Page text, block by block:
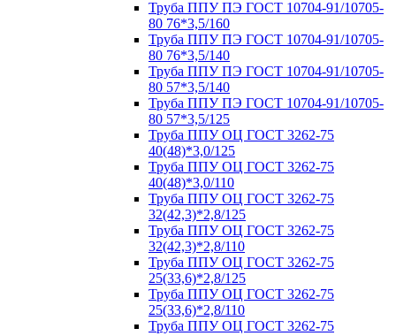
Труба ППУ ПЭ ГОСТ 10704-91/10705-
80 76*3,5/160
Труба ППУ ПЭ ГОСТ 10704-91/10705-
80 76*3,5/140
Труба ППУ ПЭ ГОСТ 10704-91/10705-
80 57*3,5/140
Труба ППУ ПЭ ГОСТ 10704-91/10705-
80 57*3,5/125
Труба ППУ ОЦ ГОСТ 3262-75
40(48)*3,0/125
Труба ППУ ОЦ ГОСТ 3262-75
40(48)*3,0/110
Труба ППУ ОЦ ГОСТ 3262-75
32(42,3)*2,8/125
Труба ППУ ОЦ ГОСТ 3262-75
32(42,3)*2,8/110
Труба ППУ ОЦ ГОСТ 3262-75
25(33,6)*2,8/125
Труба ППУ ОЦ ГОСТ 3262-75
25(33,6)*2,8/110
Труба ППУ ОЦ ГОСТ 3262-75